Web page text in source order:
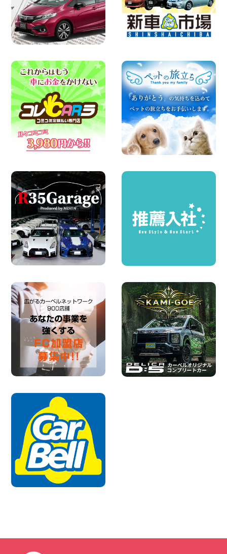
100円レンタカー 福島笹木野
2026年08月05日
※※超格安日額5,800円※※荷物運びに最適
の軽バンのレンタカー!! 出雲ドーム前店
島根県 出雲ドーム前店
2026年08月05日
人気のスペイドワゴン ライトブルーで登
場です! 東京都 羽田空港店
100円レンタカー 羽田空港
2026年08月04日
お引越しに便利で最適!(禁煙車両) 香川県
坂出川津店
100円レンタカー 坂出川津
2026年08月04日
ちょっとそこまで。もっと気軽に 埼玉県
100円レンタカー 西武秩父駅前
圧倒的な存在感!【トヨタ・メガクルーザ
ー】を体感できるチャンスです! 千葉県
千葉北店
100円レンタカー 千葉北
2026年08月03日
★五所川原の夏を100円レンタカーで満
喫しよう!★ 青森県 五所川原店